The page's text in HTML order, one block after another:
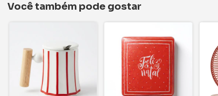
Você também pode gostar